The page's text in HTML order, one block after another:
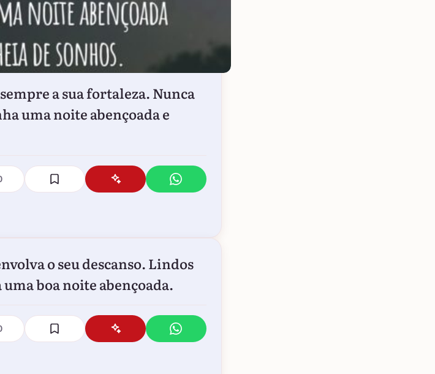
a sua fortaleza. Nunca
uma noite abençoada e
o seu descanso. Lindos
boa noite abençoada.